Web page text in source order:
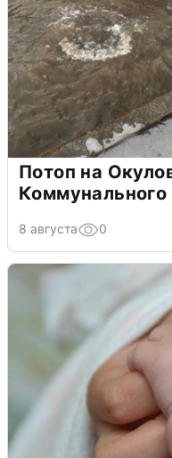
Потоп на
Коммунального
8 августа 0